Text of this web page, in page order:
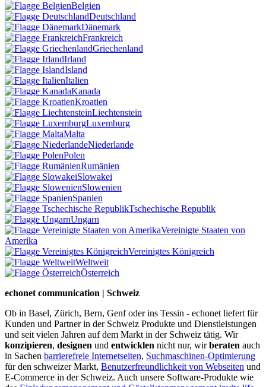
Belgien
Deutschland
Dänemark
Frankreich
Griechenland
Irland
Island
Italien
Kanada
Kroatien
Liechtenstein
Luxemburg
Malta
Niederlande
Polen
Rumänien
Slowakei
Slowenien
Spanien
Tschechische Republik
Ungarn
Vereinigte Staaten von
Amerika
Vereinigtes Königreich
Weltweit
Österreich
echonet communication | Schweiz
Ob in Basel, Zürich, Bern, Genf oder ins Tessin - echonet liefert für
Kunden und Partner in der Schweiz Produkte und Dienstleistungen
und seit vielen Jahren auf dem Markt in der Schweiz tätig. Wir
konzipieren, designen und entwicklen nicht nur, wirberaten auch
in Sachen barrierefreie Internetseiten, Suchmaschinen-Optimierung
für den schweizer Markt, Benutzerfreundlichkeit von Webseiten und
E-Commerce in der Schweiz. Auch unsere Software-Produkte wie